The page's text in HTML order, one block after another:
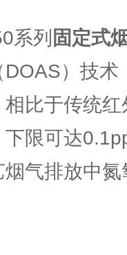
系列 固定式
DOAS）技术
相比于传统
下限可达
烟气排放中